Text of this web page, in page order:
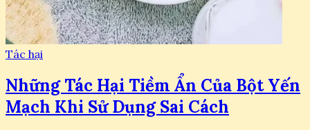
Tác hại
Những Tác Hại Tiềm Ẩn Của Bột Yến
Mạch Khi Sử Dụng Sai Cách